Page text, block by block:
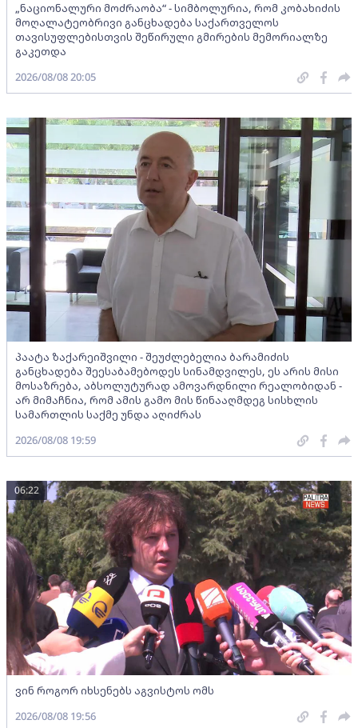
„ნაციონალური მოძრაობა“ - სიმბოლურია, რომ კობახიძის
მოღალატეობრივი განცხადება საქართველოს
თავისუფლებისთვის შეწირული გმირების მემორიალზე
გაკეთდა
2026/08/08 20:05
პაატა ზაქარეიშვილი - შეუძლებელია ბარამიძის
განცხადება შეესაბამებოდეს სინამდვილეს, ეს არის მისი
მოსაზრება, აბსოლუტურად ამოვარდნილი რეალობიდან -
არ მიმაჩნია, რომ ამის გამო მის წინააღმდეგ სისხლის
სამართლის საქმე უნდა აღიძრას
2026/08/08 19:59
ვინ როგორ იხსენებს აგვისტოს ომს
06:22
2026/08/08 19:56